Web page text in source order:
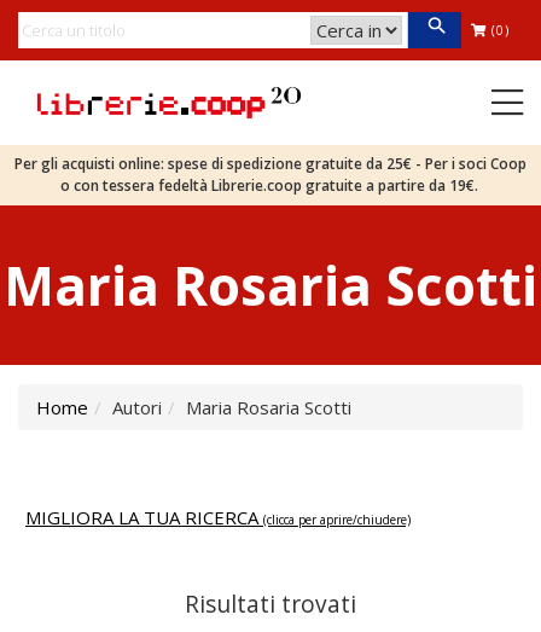
(0)
Per gli acquisti online: spese di spedizione gratuite da 25€ - Per i soci Coop
o con tessera fedeltà Librerie.coop gratuite a partire da 19€.
Maria Rosaria Scotti
Home Autori Maria Rosaria Scotti
MIGLIORA LA TUA RICERCA (clicca per aprire/chiudere)
Risultati trovati